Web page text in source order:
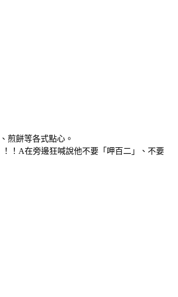
煎餅等各式點心。
！A在旁邊狂喊說他不要「呷百二」、不要